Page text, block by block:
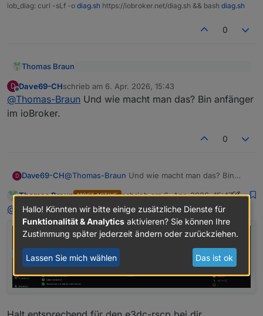
iob_diag: curl -sLf -o diag.sh https://iobroker.net/diag.sh && bash diag.sh
0
Thomas Braun
silly
Da ist der Name Programm...
Setz es halt auf ein gescheites LogLevel.
D
Offline
Dave69-CHschrieb am 6. Apr. 2026, 15:43
zuletzt editiert von
@Thomas-Braun Und wie macht man das? Bin anfänger
im ioBroker.
0
D Dave69-CH@Thomas-Braun
Online
Thomas Braun MOST ACTIVE schrieb am6. Apr. 2026, 15:47
4.
@ Dave69-CH
Hallo! Könnten wir bitte einige zusätzliche Dienste für
Funktionalität & Analytics aktivieren? Sie können Ihre
Zustimmung später jederzeit ändern oder zurückziehen.
Lassen Sie mich wählen Das ist ok